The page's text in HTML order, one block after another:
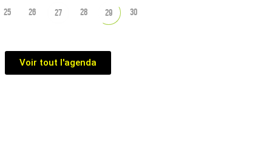
25 26 27 28 29 30
Voir tout l'agenda